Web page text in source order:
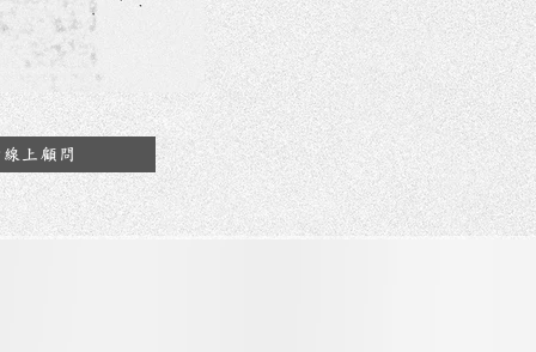
上顧問